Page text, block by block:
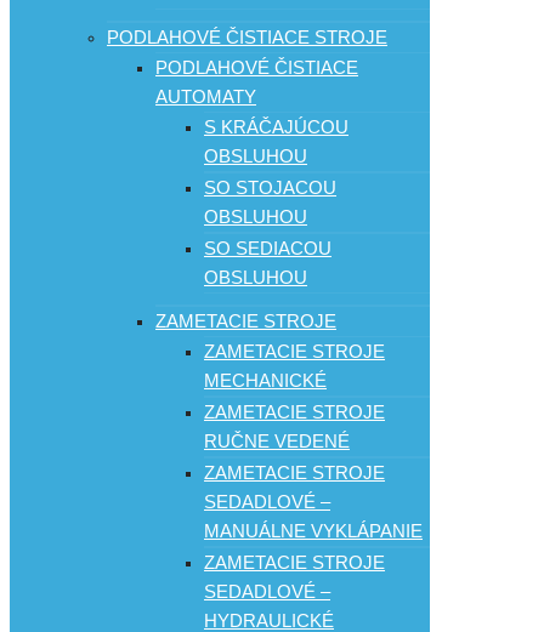
PODLAHOVÉ ČISTIACE STROJE
PODLAHOVÉ ČISTIACE
AUTOMATY
S KRÁČAJÚCOU
OBSLUHOU
SO STOJACOU
OBSLUHOU
SO SEDIACOU
OBSLUHOU
ZAMETACIE STROJE
ZAMETACIE STROJE
MECHANICKÉ
ZAMETACIE STROJE
RUČNE VEDENÉ
ZAMETACIE STROJE
SEDADLOVÉ –
MANUÁLNE VYKLÁPANIE
ZAMETACIE STROJE
SEDADLOVÉ –
HYDRAULICKÉ